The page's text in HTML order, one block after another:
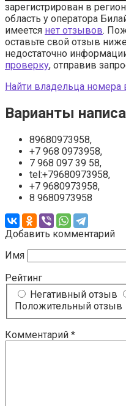
зарегистрирован в
область у оператора
имеется нет отзывов.
оставьте свой отзыв
недостаточно
проверку, отправив
Найти владельца номера
Варианты
89680973958,
+7 968 0973958,
7 968 097 39 58,
tel:+79680973958,
+7 9680973958,
8 9680973958
Добавить комментарий
Имя
Рейтинг
Негативный отзыв
Положительный отзыв
Комментарий *